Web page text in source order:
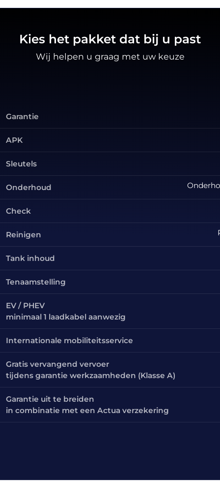
Kies het pakket dat bij u past
Wij helpen u graag met uw keuze
Garantie
APK
Sleutels
Onderhoud
Check
Reinigen
Tank inhoud
Tenaamstelling
EV / PHEV
minimaal 1 laadkabel aanwezig
Internationale mobiliteitsservice
Gratis vervangend vervoer
tijdens garantie werkzaamheden (Klasse A)
Garantie uit te breiden
in combinatie met een Actua verzekering